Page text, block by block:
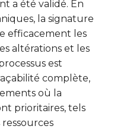
a été validé. En
la signature
efficacement les
altérations et les
est
complète,
où la
prioritaires, tels